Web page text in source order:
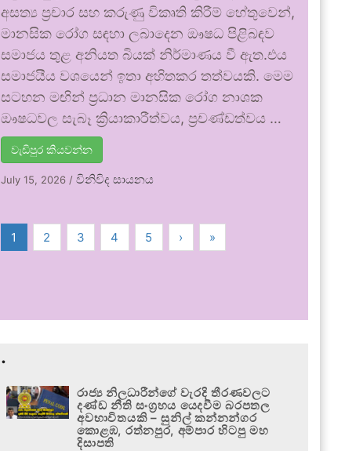
අසත්‍ය ප්‍රචාර සහ කරුණු විකෘති කිරීම් හේතුවෙන්,
මානසික රෝග සඳහා ලබාදෙන ඖෂධ පිළිබඳව
සමාජය තුළ අනියත බියක් නිර්මාණය වී ඇත.එය
සමාජයීය වශයෙන් ඉතා අහිතකර තත්වයකි. මෙම
සටහන මඟින් ප්‍රධාන මානසික රෝග නාශක
ඖෂධවල සැබෑ ක්‍රියාකාරීත්වය, ප්‍රචණ්ඩත්වය …
වැඩිපුර කියවන්න
July 15, 2026 /විනිවිද සායනය
1 2 3 4 5 › »
.
රාජ්‍ය නිලධාරීන්ගේ වැරදි තීරණවලට
දණ්ඩ නීති සංග්‍රහය යෙදවීම බරපතල
අවභාවිතයකි – සුනිල් කන්නන්ගර
කොළඹ, රත්නපුර, අම්පාර හිටපු මහ
දිසාපති